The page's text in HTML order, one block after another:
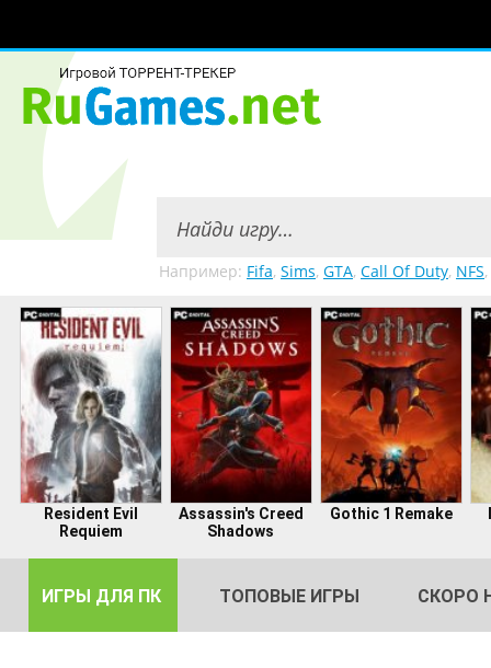
Например: Fifa, Sims, GTA, Call Of Duty, NFS,
Resident Evil
Requiem
Assassin's Creed
Shadows
Gothic 1 Remake
ИГРЫ ДЛЯ ПК ТОПОВЫЕ ИГРЫ СКОРО